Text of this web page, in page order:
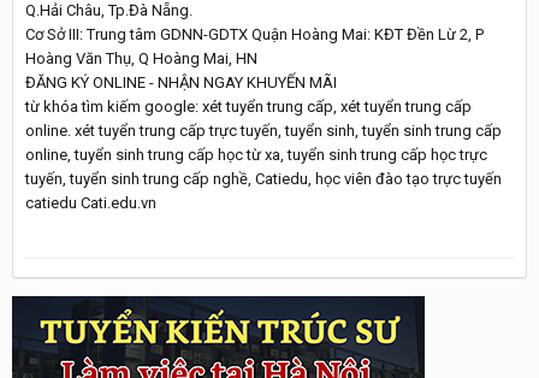
Q.Hải Châu, Tp.Đà Nẵng.
Cơ Sở III: Trung tâm GDNN-GDTX Quận Hoàng Mai: KĐT Đền Lừ 2, P
Hoàng Văn Thụ, Q Hoàng Mai, HN
ĐĂNG KÝ ONLINE - NHẬN NGAY KHUYẾN MÃI
từ khóa tìm kiếm google: xét tuyển trung cấp, xét tuyển trung cấp
online. xét tuyển trung cấp trực tuyến, tuyển sinh, tuyển sinh trung cấp
online, tuyển sinh trung cấp học từ xa, tuyển sinh trung cấp học trực
tuyến, tuyển sinh trung cấp nghề, Catiedu, học viên đào tạo trực tuyến
catiedu Cati.edu.vn